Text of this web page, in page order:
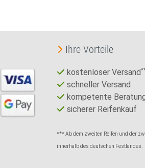
Ihre Vorteile
kostenloser Versand
schneller Versand
kompetente
sicherer Reifenkauf
*** Ab dem zweiten Reifen und der
innerhalb des deutschen Festlandes.